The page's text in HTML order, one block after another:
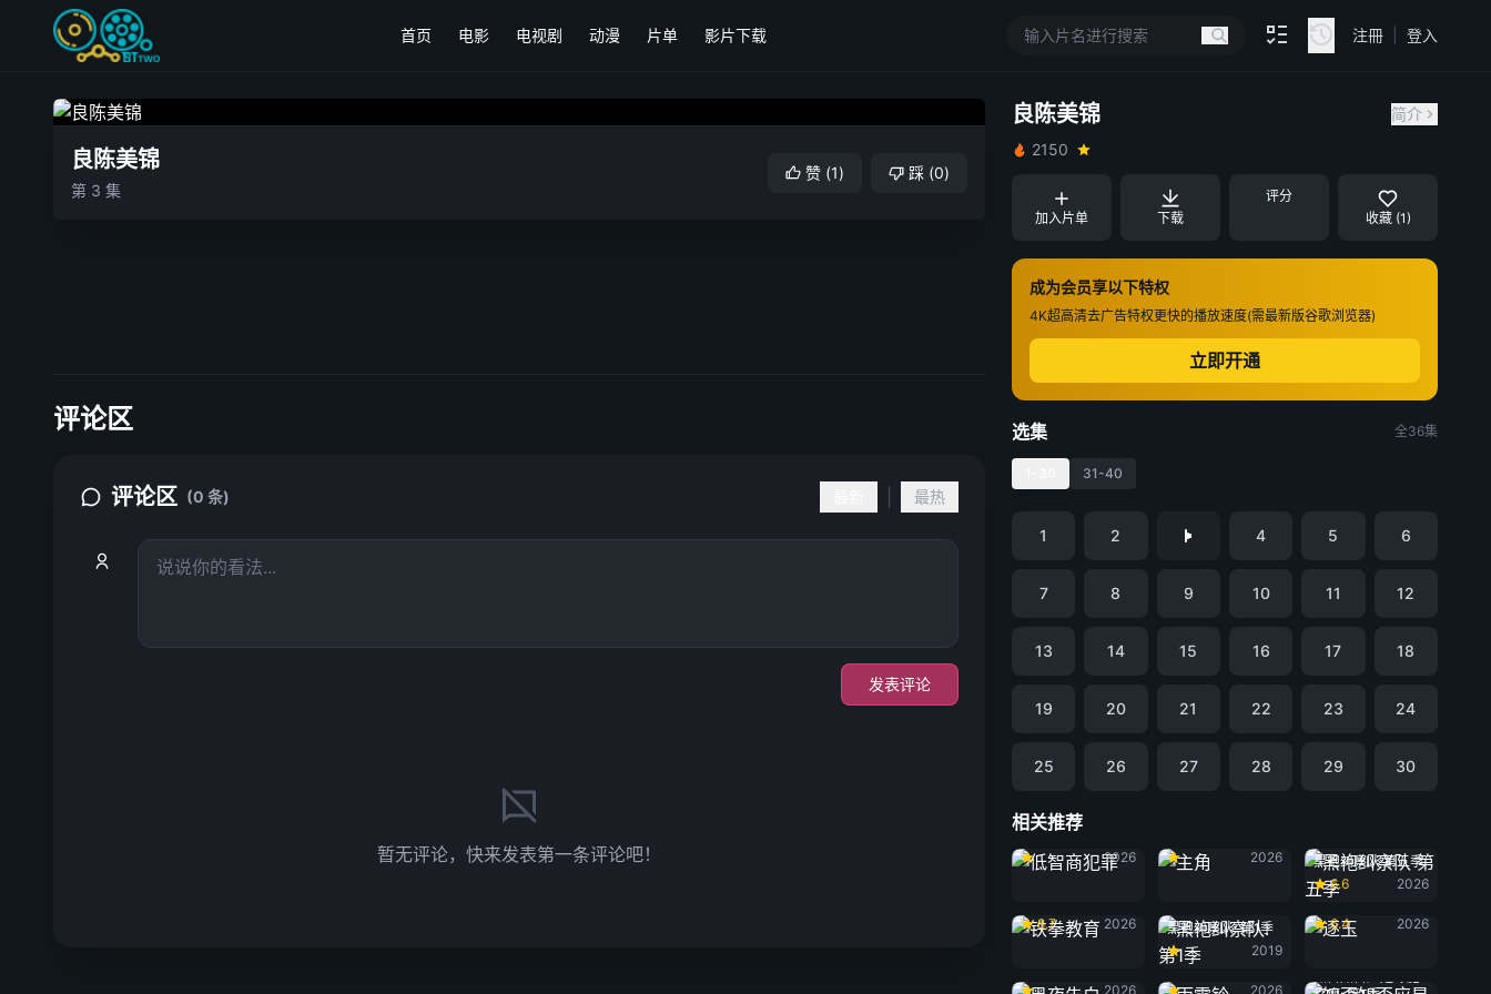
首页 电影 电视剧 动漫 片单 影片下载 注冊 登入
良陈美锦
第 3 集
赞 (1) 踩 (0)
良陈美锦
简介
2150
加入片单 下载
评分
收藏 (1)
成为会员享以下特权
4K超高清去广告特权更快的播放速度(需最新版谷歌浏览器)
立即开通
选集 全36集
31-40
1 2 4 5 6
7 8 9 10 11 12
13 14 15 16 17 18
19 20 21 22 23 24
25 26 27 28 29 30
相关推荐
低智商犯罪
2026
2026
黑袍纠察队 第五季
6.6
2026
8.7
2026
黑袍纠察队: 第1季
2019
逐玉
6.4
2026
2026
雨霖铃
2026
评论区
评论区 (0 条) 最热
发表评论
暂无评论，快来发表第一条评论吧！